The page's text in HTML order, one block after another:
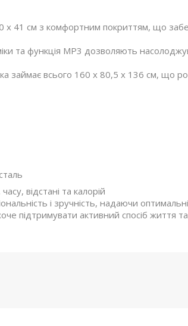
x 41 см з комфортним покриттям, що
та функція MP3 дозволяють
займає всього 160 x 80,5 x 136 см, що
відстані та калорій
і зручність, надаючи
підтримувати активний спосіб життя